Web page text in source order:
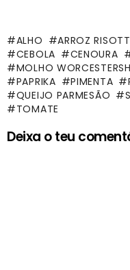
ALHO ARROZ
CEBOLA
CENOURA
MOLHO
PAPRIKA
PIMENTA
QUEIJO PARMESÃO
TOMATE
Deixa o teu